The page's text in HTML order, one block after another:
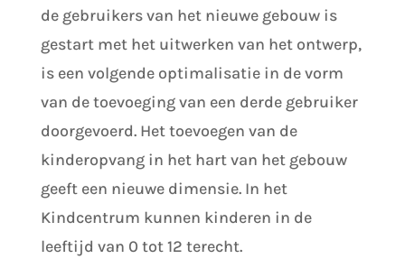
de gebruikers van het nieuwe gebouw is
gestart met het uitwerken van het ontwerp,
is een volgende optimalisatie in de vorm
van de toevoeging van een derde gebruiker
doorgevoerd. Het toevoegen van de
kinderopvang in het hart van het gebouw
geeft een nieuwe dimensie. In het
Kindcentrum kunnen kinderen in de
leeftijd van 0 tot 12 terecht.